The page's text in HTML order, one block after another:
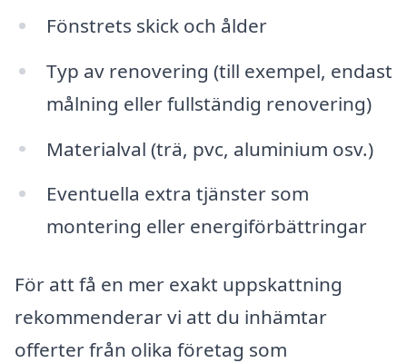
Fönstrets skick och ålder
Typ av renovering (till exempel, endast
målning eller fullständig renovering)
Materialval (trä, pvc, aluminium osv.)
Eventuella extra tjänster som
montering eller energiförbättringar
För att få en mer exakt uppskattning
rekommenderar vi att du inhämtar
offerter från olika företag som